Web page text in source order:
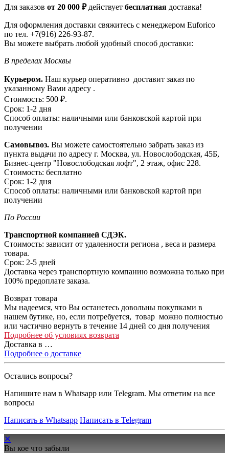
Для заказов от 20 000 ₽действует бесплатная доставка!
Для оформления доставки свяжитесь с менеджером Euforico
по тел. +7(916) 226-93-87.
Вы можете выбрать любой удобный способ доставки:
В пределах Москвы
Курьером. Наш курьер оперативно доставит заказ по
указанному Вами адресу .
Стоимость: 500 ₽.
Срок: 1-2 дня
Способ оплаты: наличными или банковской картой при
получении
Самовывоз. Вы можете самостоятельно забрать заказ из
пункта выдачи по адресу г. Москва, ул. Новослободская, 45Б,
Бизнес-центр "Новослободская лофт", 2 этаж, офис 228.
Стоимость: бесплатно
Срок: 1-2 дня
Способ оплаты: наличными или банковской картой при
получении
По России
Транспортной компанией СДЭК.
Стоимость: зависит от удаленности региона , веса и размера
товара.
Срок: 2-5 дней
Доставка через транспортную компанию возможна только при
100% предоплате заказа.
Возврат товара
Мы надеемся, что Вы останетесь довольны покупками в
нашем бутике, но, если потребуется, товар можно полностью
или частично вернуть в течение 14 дней со дня получения
Подробнее об условиях возврата
Доставка в …
Подробнее о доставке
Остались вопросы?
Напишите нам в Whatsapp или Telegram. Мы ответим на все
вопросы
Написать в Whatsapp Написать в Telegram
✕
Вы кое что забыли